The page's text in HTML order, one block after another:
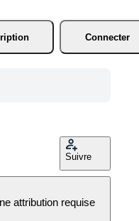
Connecter
Suivre
attribution requise